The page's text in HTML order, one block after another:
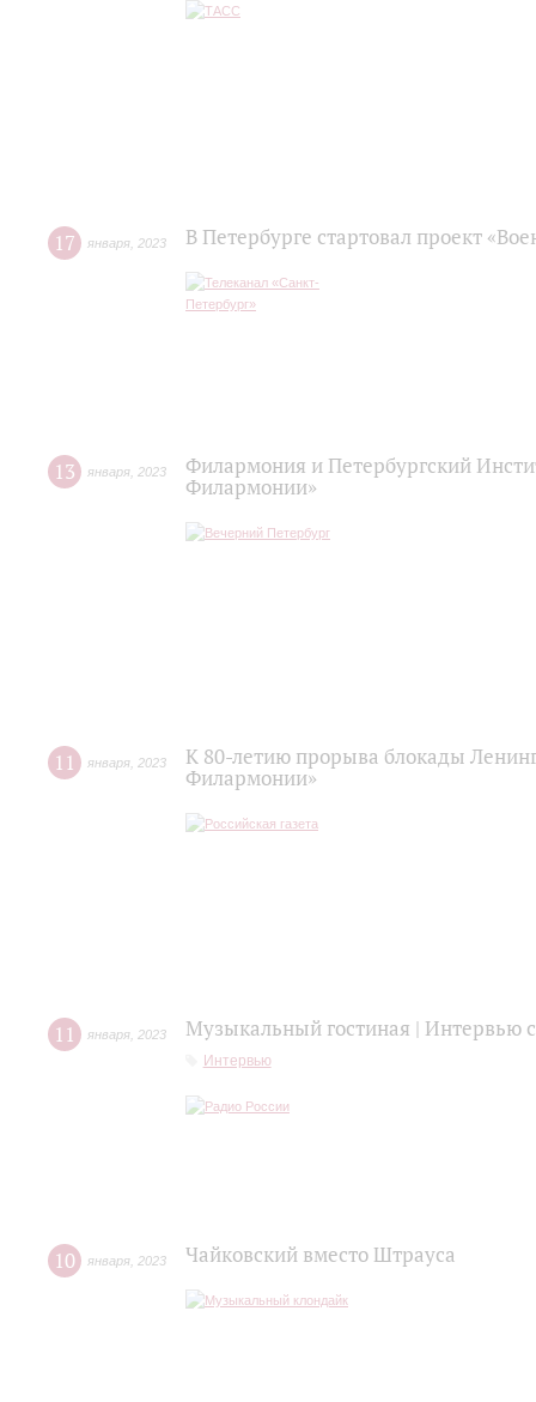
17 января 2023 В Петербурге стартовал проект
13 января 2023
Филармония и Петербургский
Филармонии»
11 января 2023
К 80-летию прорыва блокады
Филармонии»
11 января 2023 Музыкальный гостиная |
Интервью
10 января 2023 Чайковский вместо Штрауса